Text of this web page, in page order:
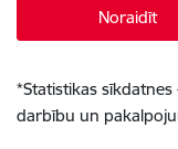
Noraidīt
*Statistikas
darbību un